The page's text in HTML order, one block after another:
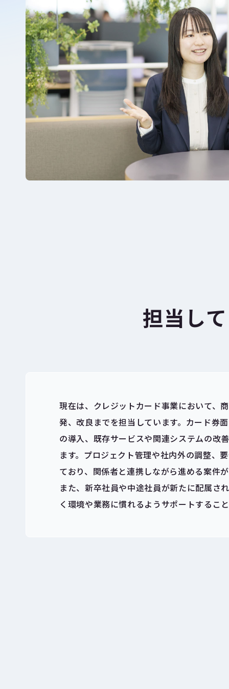
担当し
現在は、クレジットカード事業において、
発、改良までを担当しています。カード券
の導入、既存サービスや関連システムの改
ます。プロジェクト管理や社内外の調整、
ており、関係者と連携しながら進める案件
また、新卒社員や中途社員が新たに配属さ
く環境や業務に慣れるようサポートするこ